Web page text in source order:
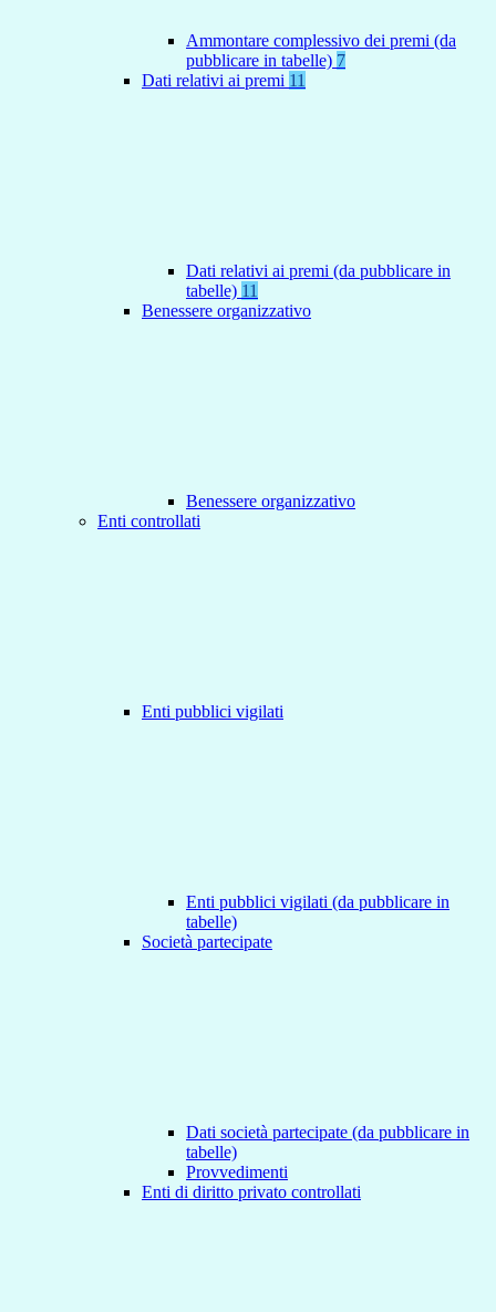
Ammontare complessivo dei premi (da
pubblicare in tabelle) 7
Dati relativi ai premi 11
Dati relativi ai premi (da pubblicare in
tabelle) 11
Benessere organizzativo
Benessere organizzativo
Enti controllati
Enti pubblici vigilati
Enti pubblici vigilati (da pubblicare in
tabelle)
Società partecipate
Dati società partecipate (da pubblicare in
tabelle)
Provvedimenti
Enti di diritto privato controllati